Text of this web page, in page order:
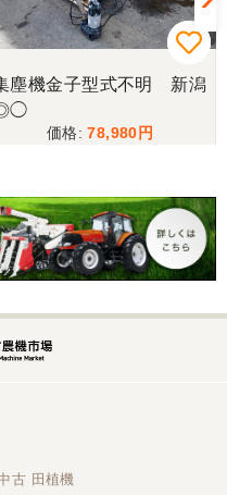
大変、満足、です。
して、くれました。
た、有難うございまし
た。
塵機金子型式不明 新潟
78,980
古 田植機